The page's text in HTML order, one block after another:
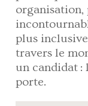
organisation,
plus
travers le
un candidat :
porte.